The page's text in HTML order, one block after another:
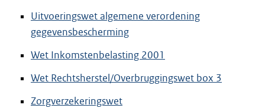
Uitvoeringswet algemene verordening
gegevensbescherming
Wet Inkomstenbelasting 2001
Wet Rechtsherstel/Overbruggingswet box 3
Zorgverzekeringswet